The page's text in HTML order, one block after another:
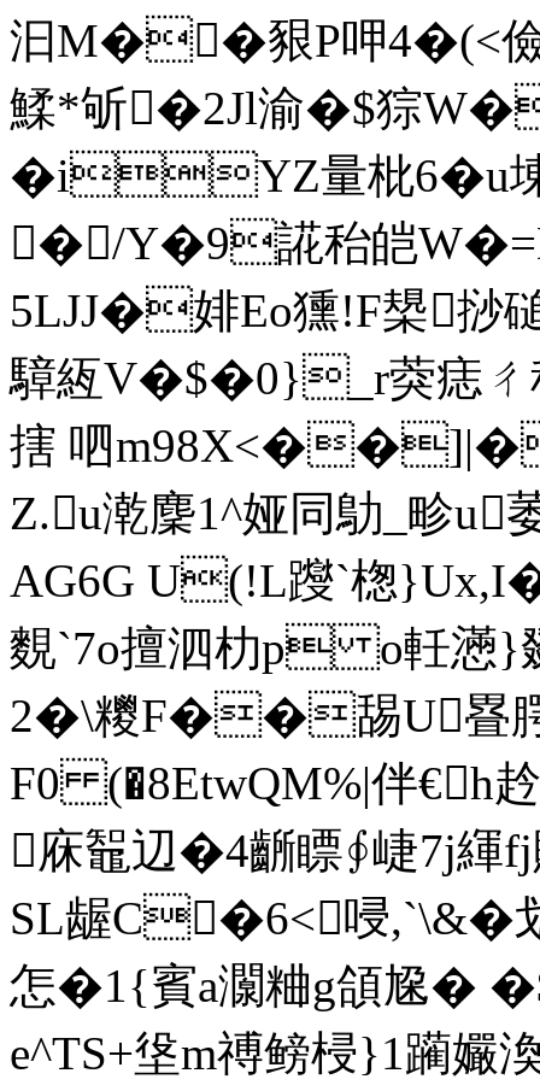
汩 M��豤P呷4�(<儉
鰇*斪�2Jl渝�$猔
�iYZ量枇6�u
�/Y�9誮秮皑
5LJJ�婔Eo獯!F槼挱
騿絚V�$�0}_r葖痣
搳 呬
Z.u漧麇1^娅同鳨_
AG6G U(!L躞`楤
麲`7o擅泗朸p o軠懣
2�\糭F��舓U疂
F0 (�8EtwQM%|伴€h
庥鼅辺�4齭瞟∮崨7j緷
SL龌C�6<唚,`\&�
怎�1{賓a灁粬g頜尮�
e^TS+垼m禣鳑梫}1躏